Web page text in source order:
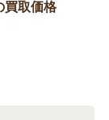
取価格